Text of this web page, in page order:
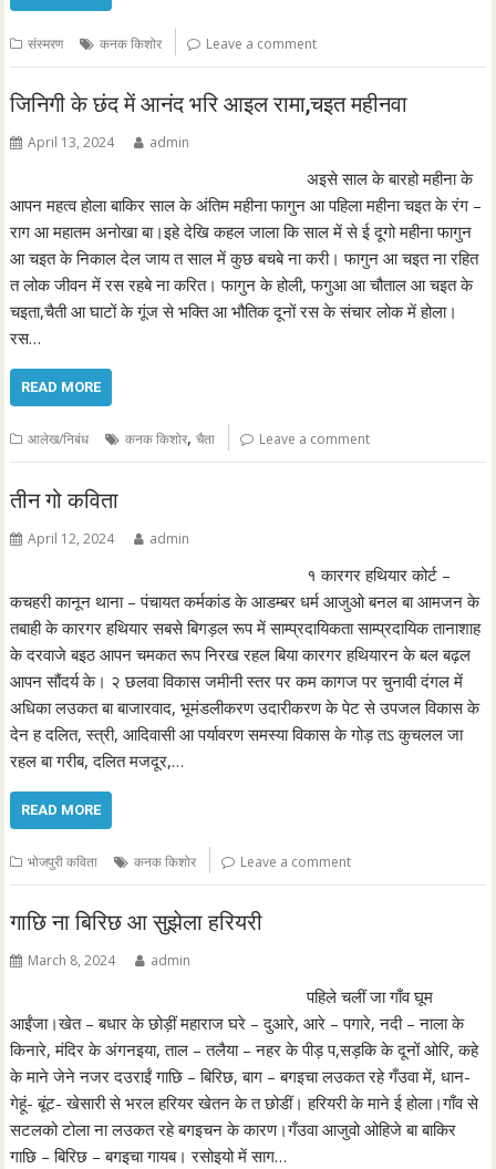
संस्मरण कनक किशोर Leave a comment
जिनिगी के छंद में आनंद भरि आइल रामा,चइत महीनवा
April 13, 2024 admin
अइसे साल के बारहो महीना के
आपन महत्व होला बाकिर साल के अंतिम महीना फागुन आ पहिला महीना चइत के रंग –
राग आ महातम अनोखा बा।इहे देखि कहल जाला कि साल में से ई दूगो महीना फागुन
आ चइत के निकाल देल जाय त साल में कुछ बचबे ना करी। फागुन आ चइत ना रहित
त लोक जीवन में रस रहबे ना करित। फागुन के होली, फगुआ आ चौताल आ चइत के
चइता,चैती आ घाटों के गूंज से भक्ति आ भौतिक दूनों रस के संचार लोक में होला।
रस…
READ MORE
आलेख/निबंध कनक किशोर,चैता Leave a comment
तीन गो कविता
April 12, 2024 admin
१ कारगर हथियार कोर्ट –
कचहरी कानून थाना – पंचायत कर्मकांड के आडम्बर धर्म आजुओ बनल बा आमजन के
तबाही के कारगर हथियार सबसे बिगड़ल रूप में साम्प्रदायिकता साम्प्रदायिक तानाशाह
के दरवाजे बइठ आपन चमकत रूप निरख रहल बिया कारगर हथियारन के बल बढ़ल
आपन सौंदर्य के। २ छलवा विकास जमीनी स्तर पर कम कागज पर चुनावी दंगल में
अधिका लउकत बा बाजारवाद, भूमंडलीकरण उदारीकरण के पेट से उपजल विकास के
देन ह दलित, स्त्री, आदिवासी आ पर्यावरण समस्या विकास के गोड़ तऽ कुचलल जा
रहल बा गरीब, दलित मजदूर,…
READ MORE
भोजपुरी कविता कनक किशोर Leave a comment
गाछि ना बिरिछ आ सुझेला हरियरी
March 8, 2024 admin
पहिले चलीं जा गाँव घूम
आईंजा।खेत – बधार के छोड़ीं महाराज घरे – दुआरे, आरे – पगारे, नदी – नाला के
किनारे, मंदिर के अंगनइया, ताल – तलैया – नहर के पीड़ प,सड़कि के दूनों ओरि, कहे
के माने जेने नजर दउराईं गाछि – बिरिछ, बाग – बगइचा लउकत रहे गँउवा में, धान-
गेहूं- बूंट- खेसारी से भरल हरियर खेतन के त छोडीं। हरियरी के माने ई होला।गाँव से
सटलको टोला ना लउकत रहे बगइचन के कारण।गँउवा आजुवो ओहिजे बा बाकिर
गाछि – बिरिछ – बगइचा गायब। रसोइयो में साग…